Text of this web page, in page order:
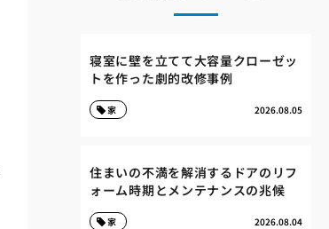
寝室に壁を立てて大容量クローゼッ
トを作った劇的改修事例
2026.08.05
家
住まいの不満を解消するドアのリフ
ォーム時期とメンテナンスの兆候
2026.08.04
家